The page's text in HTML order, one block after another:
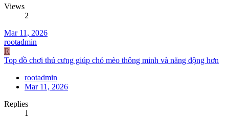
Views
2
Mar 11, 2026
rootadmin
R
Top đồ chơi thú cưng giúp chó mèo thông minh và năng động hơn
rootadmin
Mar 11, 2026
Replies
1